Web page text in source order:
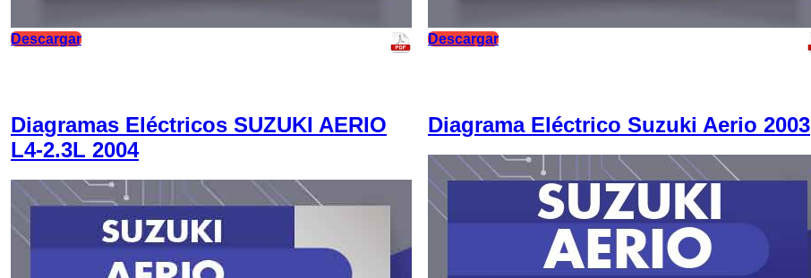
Descargar Descargar
Diagramas Eléctricos SUZUKI AERIO
L4-2.3L 2004
Diagrama Eléctrico Suzuki Aerio 2003